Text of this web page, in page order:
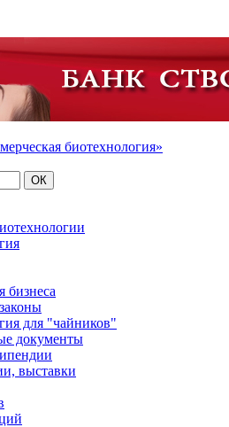
биотехнология»
ОК
бизнеса
для "чайников"
документы
выставки